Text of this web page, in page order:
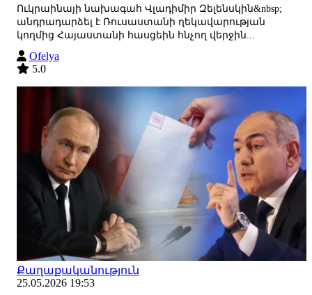
Ուկրաինայի նախագահ Վլադիմիր Զելենսկին&nbsp;
անդրադարձել է Ռուսաստանի ղեկավարության
կողմից Հայաստանի հասցեին հնչող վերջին...
Ofelya
5.0
Քաղաքականություն
25.05.2026 19:53